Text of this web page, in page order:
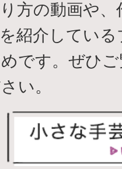
方の動画や、
紹介している
です。ぜひ
い。